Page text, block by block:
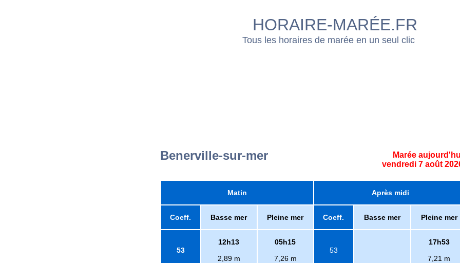
HORAIRE-MARÉE.FR
Tous les horaires de marée en un seul clic
Benerville-sur-mer
Marée
vendredi 7 août
Matin Après midi
Coeff. Basse mer Pleine mer Coeff. Basse mer Pleine mer
53
12h13
2,89 m
05h15
7,26 m
53
17h53
7,21 m